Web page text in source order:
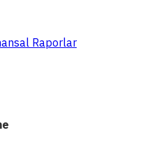
Raporlar